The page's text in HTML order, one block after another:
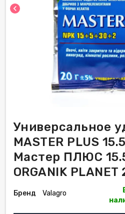
chevron_left
Универсальное
MASTER PLUS
Мастер ПЛЮС
ORGANIK PLANET
Бренд Valagro